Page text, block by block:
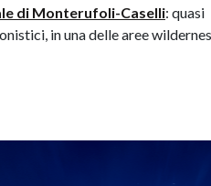
di Monterufoli-Caselli: quasi
in una delle aree